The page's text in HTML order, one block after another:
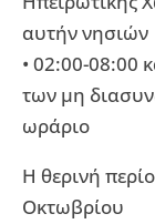
αυτήν νησιών
• 02:00-08:00
των μη
ωράριο
Η θερινή
Οκτωβρίου